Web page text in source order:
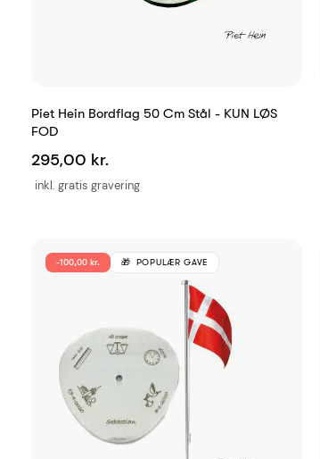
Piet Hein Bordflag 50 Cm Stål - KUN LØS
FOD
inkl. gratis gravering
295,00 kr.
-100,00 kr. POPULÆR GAVE